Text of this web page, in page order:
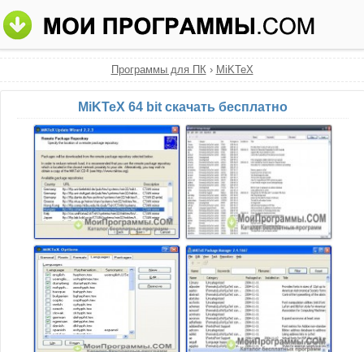
Программы для ПК› MiKTeX
MiKTeX 64 bit скачать бесплатно